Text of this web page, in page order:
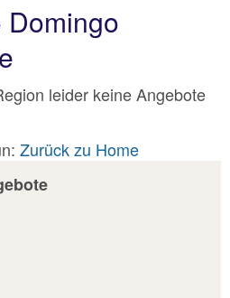
Domingo
leider keine Angebote
Zurück zu Home